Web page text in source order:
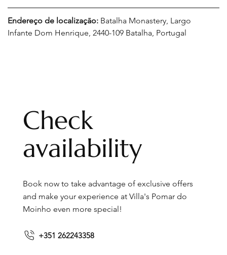
Endereço de localizaçāo: Batalha Monastery, Largo
Infante Dom Henrique, 2440-109 Batalha, Portugal
Check
availability
Book now to take advantage of exclusive offers
and make your experience at Villa's Pomar do
Moinho even more special!
+351 262243358